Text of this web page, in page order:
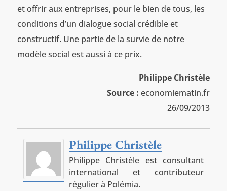
et offrir aux entreprises, pour le bien de tous, les
conditions d’un dialogue social crédible et
constructif. Une partie de la survie de notre
modèle social est aussi à ce prix.
Philippe Christèle
Source : economiematin.fr
26/09/2013
Philippe Christèle
Philippe Christèle est consultant
international et contributeur
régulier à Polémia.